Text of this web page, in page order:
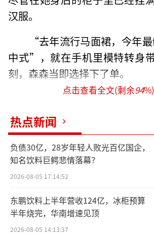
汉服。
“去年流行马面裙，今年
中式”，就在手机里模特转身
刻，森森当即选择下了单。
近些年来，国风和传统文
本待在小众圈子里的汉服也越
成为一种新时尚。
像森森一样的年轻人也越
遍通过抖音等短视频平台，第
试购买和在平常穿汉服-热爱汉
化的整个过程。
点击查看全文(剩余94%)
热点新闻
负债30亿，28岁年轻人败光百亿国企，
知名饮料巨鳄悲情落幕？
2026-08-05 17:14:52
东鹏饮料上半年营收124亿，冰柜预算
半年烧完，华南增速见顶
2026-08-05 14:13:37